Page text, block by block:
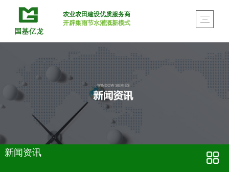
农业农田建设优质服务商
开辟集雨节水灌溉新模式
新闻资讯